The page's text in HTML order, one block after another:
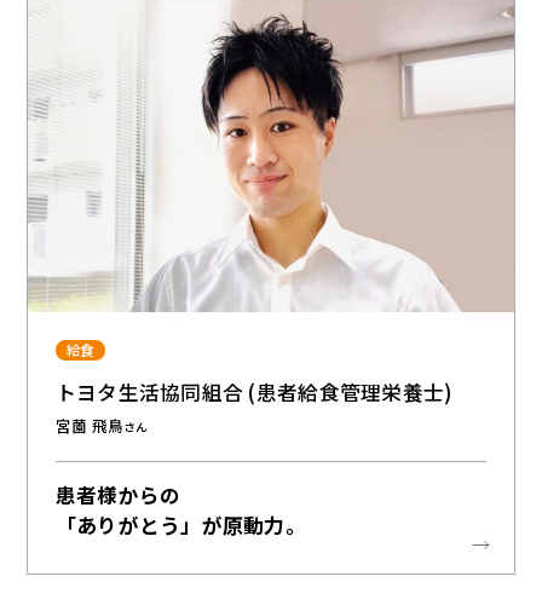
給食
トヨタ生活協同組合 (患者給食管理栄養士)
宮薗 飛鳥さん
患者様からの
「ありがとう」が原動力。